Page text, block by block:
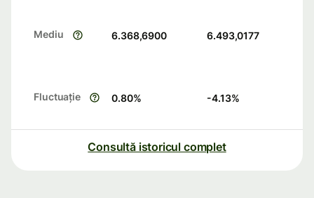
Mediu 6.368,6900 6.493,0177
Fluctuație 0.80% -4.13%
Consultă istoricul complet